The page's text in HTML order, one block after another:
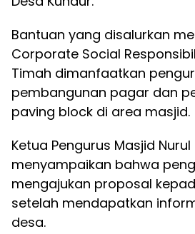
Bantuan yang disalurkan
Corporate Social
Timah dimanfaatkan
pembangunan pagar dan
paving block di area masjid.
Ketua Pengurus Masjid
menyampaikan bahwa
mengajukan proposal
setelah mendapatkan
desa.